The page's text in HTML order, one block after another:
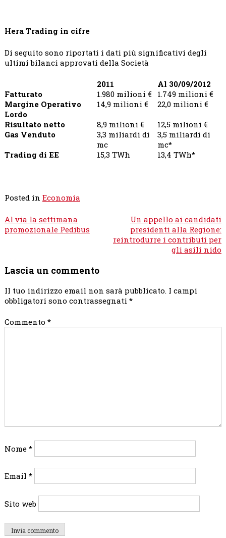
Hera Trading in cifre
Di seguito sono riportati i dati più significativi degli
ultimi bilanci approvati della Società
2011
Al 30/09/2012
Fatturato
1.980 milioni €
1.749 milioni €
Margine Operativo
Lordo
14,9 milioni €
22,0 milioni €
Risultato netto
8,9 milioni €
12,5 milioni €
Gas Venduto
3,3 miliardi di
mc
3,5 miliardi di
mc*
Trading di EE
15,3 TWh 13,4 TWh*
Posted in Economia
Navigazione
articoli
Al via la settimana
promozionale Pedibus
Un appello ai candidati
presidenti alla Regione:
reintrodurre i contributi per
gli asili nido
Lascia un commento
Il tuo indirizzo email non sarà pubblicato. I campi
obbligatori sono contrassegnati *
Commento *
Nome *
Email *
Sito web